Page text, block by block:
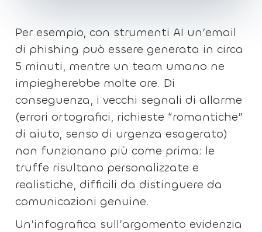
Per esempio, con strumenti AI un’email
di phishing può essere generata in circa
5 minuti, mentre un team umano ne
impiegherebbe molte ore. Di
conseguenza, i vecchi segnali di allarme
(errori ortografici, richieste “romantiche”
di aiuto, senso di urgenza esagerato)
non funzionano più come prima: le
truffe risultano personalizzate e
realistiche, difficili da distinguere da
comunicazioni genuine.
Un’infografica sull’argomento evidenzia